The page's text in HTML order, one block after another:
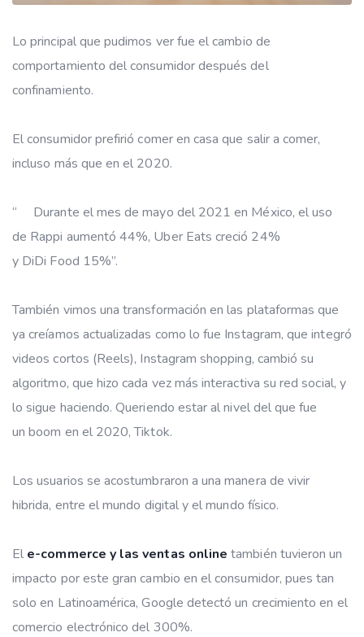
Lo principal que pudimos ver fue el cambio de
comportamiento del consumidor después del
confinamiento.
El consumidor prefirió comer en casa que salir a comer,
incluso más que en el 2020.
“ Durante el mes de mayo del 2021 en México, el uso
de Rappi aumentó 44%, Uber Eats creció 24%
y DiDi Food 15%”.
También vimos una transformación en las plataformas que
ya creíamos actualizadas como lo fue Instagram, que integró
videos cortos (Reels), Instagram shopping, cambió su
algoritmo, que hizo cada vez más interactiva su red social, y
lo sigue haciendo. Queriendo estar al nivel del que fue
un boom en el 2020, Tiktok.
Los usuarios se acostumbraron a una manera de vivir
hibrida, entre el mundo digital y el mundo físico.
El e-commerce y las ventas online también tuvieron un
impacto por este gran cambio en el consumidor, pues tan
solo en Latinoamérica, Google detectó un crecimiento en el
comercio electrónico del 300%.